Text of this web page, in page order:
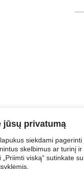
jūsų privatumą
siekdami pagerinti
skelbimus ar turinį ir
viską“ sutinkate